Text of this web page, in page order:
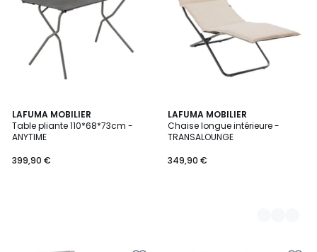
LAFUMA MOBILIER
Table pliante 110*68*73cm -
ANYTIME
399,90 €
LAFUMA MOBILIER
Chaise longue intérieure -
TRANSALOUNGE
349,90 €
2
Couleurs